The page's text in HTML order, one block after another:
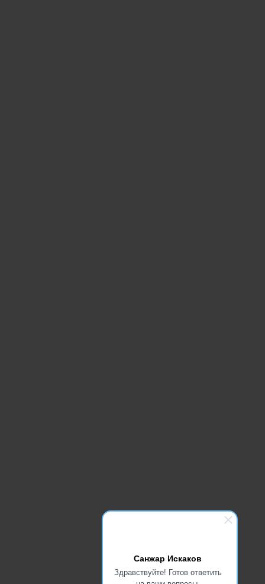
Санжар Искаков
Здравствуйте! Готов ответить